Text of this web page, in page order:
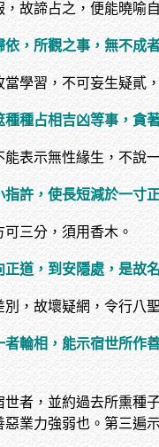
故諦占之，便能曉喻
，所觀之事，無不成
學習，不可妄生疑貳
種占相吉凶等事，貪
表示無性緣生，不說
許，使長短減於一寸
三分，須用香木。
道，到安隱處，是故
，故壞疑網，令行八
輪相，能示宿世所作
者，並約過去所熏種
業力強弱也。第三遍